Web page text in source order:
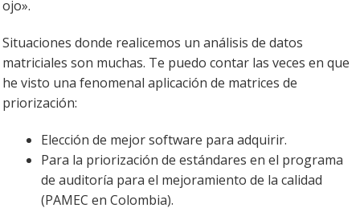
ojo».
Situaciones donde realicemos un análisis de datos
matriciales son muchas. Te puedo contar las veces en que
he visto una fenomenal aplicación de matrices de
priorización:
Elección de mejor software para adquirir.
Para la priorización de estándares en el programa
de auditoría para el mejoramiento de la calidad
(PAMEC en Colombia).